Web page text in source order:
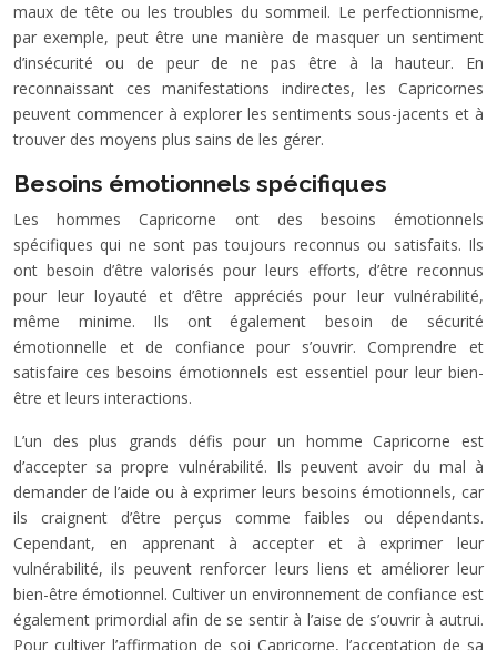
maux de tête ou les troubles du sommeil. Le perfectionnisme,
par exemple, peut être une manière de masquer un sentiment
d’insécurité ou de peur de ne pas être à la hauteur. En
reconnaissant ces manifestations indirectes, les Capricornes
peuvent commencer à explorer les sentiments sous-jacents et à
trouver des moyens plus sains de les gérer.
Besoins émotionnels spécifiques
Les hommes Capricorne ont des besoins émotionnels
spécifiques qui ne sont pas toujours reconnus ou satisfaits. Ils
ont besoin d’être valorisés pour leurs efforts, d’être reconnus
pour leur loyauté et d’être appréciés pour leur vulnérabilité,
même minime. Ils ont également besoin de sécurité
émotionnelle et de confiance pour s’ouvrir. Comprendre et
satisfaire ces besoins émotionnels est essentiel pour leur bien-
être et leurs interactions.
L’un des plus grands défis pour un homme Capricorne est
d’accepter sa propre vulnérabilité. Ils peuvent avoir du mal à
demander de l’aide ou à exprimer leurs besoins émotionnels, car
ils craignent d’être perçus comme faibles ou dépendants.
Cependant, en apprenant à accepter et à exprimer leur
vulnérabilité, ils peuvent renforcer leurs liens et améliorer leur
bien-être émotionnel. Cultiver un environnement de confiance est
également primordial afin de se sentir à l’aise de s’ouvrir à autrui.
Pour cultiver l’affirmation de soi Capricorne, l’acceptation de sa